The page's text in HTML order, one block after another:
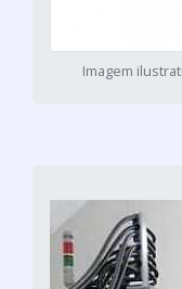
Imagem